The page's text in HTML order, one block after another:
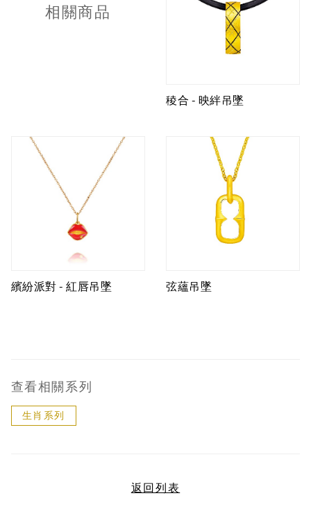
相關商品
稜合 - 映絆吊墜
繽紛派對 - 紅唇吊墜 弦蘊吊墜
查看相關系列
生肖系列
返回列表